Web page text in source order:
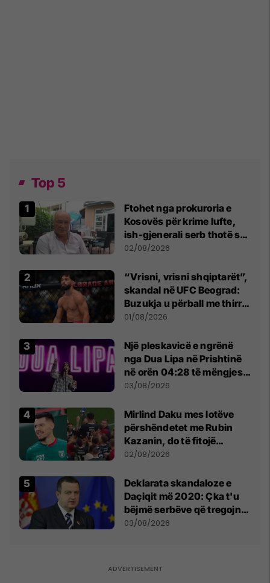
Top 5
Ftohet nga prokuroria e
Kosovës për krime lufte,
ish-gjenerali serb thotë se
dikush e tradhtoi në
02/08/2026
“Vrisni, vrisni shqiptarët”,
skandal në UFC Beograd:
Buzukja u përball me thirrje
anti-shqiptare nga
01/08/2026
Një pleskavicë e ngrënë
nga Dua Lipa në Prishtinë
në orën 04:28 të mëngjesit
- dhe bota digjitale serbe
03/08/2026
Mirlind Daku mes lotëve
përshëndetet me Rubin
Kazanin, do të fitojë
miliona te Spartak Moska
02/08/2026
​Deklarata skandaloze e
Daçiqit më 2020: Çka t'u
bëjmë serbëve që tregojnë
ku janë varrosur shqiptarët
03/08/2026